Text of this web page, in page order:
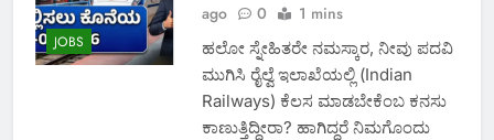
JOBS
ago
0 1 mins
ಹಲೋ ಸ್ನೇಹಿತರೇ ನಮಸ್ಕಾರ, ನೀವು ಪದವಿ
ಮುಗಿಸಿ ರೈಲ್ವೆ ಇಲಾಖೆಯಲ್ಲಿ (Indian
Railways) ಕೆಲಸ ಮಾಡಬೇಕೆಂಬ ಕನಸು
ಕಾಣುತ್ತಿದ್ದೀರಾ? ಹಾಗಿದ್ದರೆ ನಿಮಗೊಂದು